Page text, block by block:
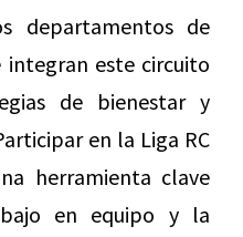
departamentos de
integran este circuito
de bienestar y
en la Liga RC
herramienta clave
en equipo y la